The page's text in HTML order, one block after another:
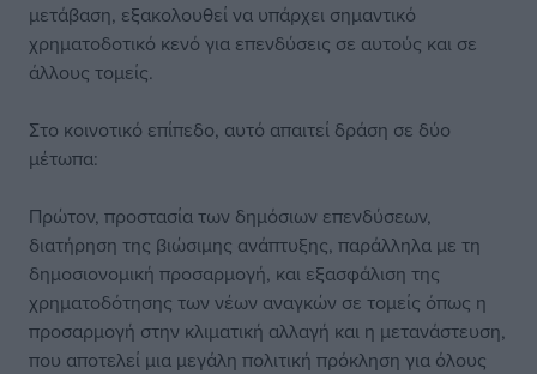
μετάβαση, εξακολουθεί να υπάρχει σημαντικό
χρηματοδοτικό κενό για επενδύσεις σε αυτούς και σε
άλλους τομείς.
Στο κοινοτικό επίπεδο, αυτό απαιτεί δράση σε δύο
μέτωπα:
Πρώτον, προστασία των δημόσιων επενδύσεων,
διατήρηση της βιώσιμης ανάπτυξης, παράλληλα με τη
δημοσιονομική προσαρμογή, και εξασφάλιση της
χρηματοδότησης των νέων αναγκών σε τομείς όπως η
προσαρμογή στην κλιματική αλλαγή και η μετανάστευση,
που αποτελεί μια μεγάλη πολιτική πρόκληση για όλους